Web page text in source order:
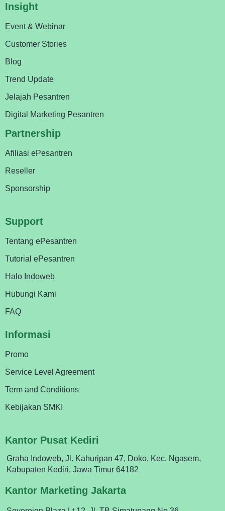
Insight
Event & Webinar
Customer Stories
Blog
Trend Update
Jelajah Pesantren
Digital Marketing Pesantren
Partnership
Afiliasi ePesantren
Reseller
Sponsorship
Support
Tentang ePesantren
Tutorial ePesantren
Halo Indoweb
Hubungi Kami
FAQ
Informasi
Promo
Service Level Agreement
Term and Conditions
Kebijakan SMKI
Kantor Pusat Kediri
Graha Indoweb, Jl. Kahuripan 47, Doko, Kec. Ngasem,
Kabupaten Kediri, Jawa Timur 64182
Kantor Marketing Jakarta